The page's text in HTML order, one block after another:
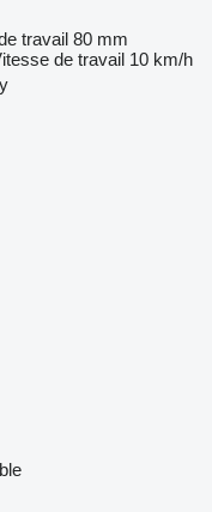
travail 80 mm
de travail 10 km/h